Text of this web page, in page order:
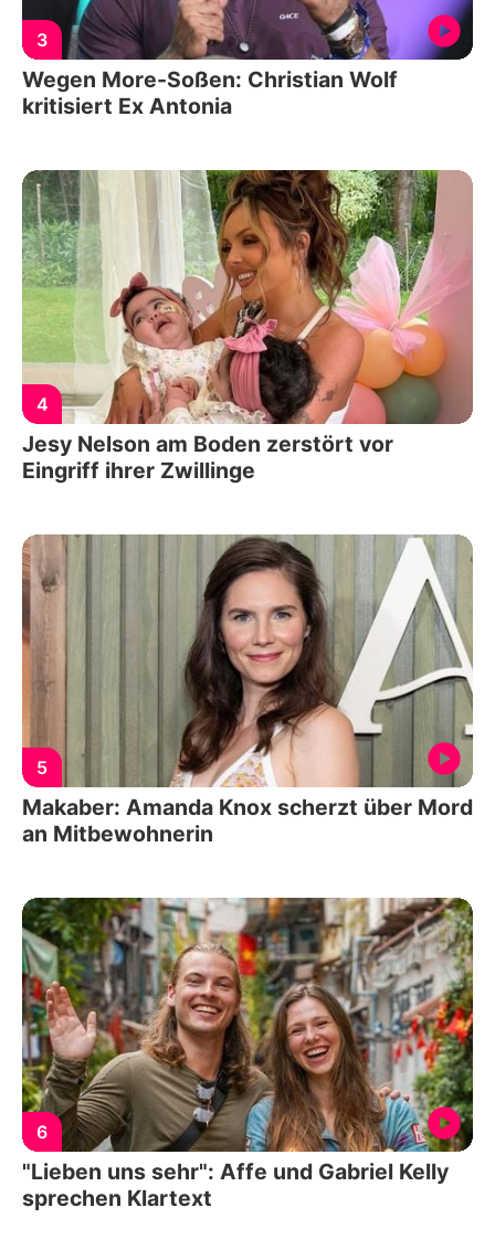
3
Wegen More-Soßen: Christian Wolf
kritisiert Ex Antonia
4
Jesy Nelson am Boden zerstört vor
Eingriff ihrer Zwillinge
5
Makaber: Amanda Knox scherzt über Mord
an Mitbewohnerin
6
"Lieben uns sehr": Affe und Gabriel Kelly
sprechen Klartext